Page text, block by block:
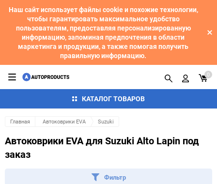
Наш сайт использует файлы cookie и похожие технологии,
чтобы гарантировать максимальное удобство
пользователям, предоставляя персонализированную
информацию, запоминая предпочтения в области
маркетинга и продукции, а также помогая получить
правильную информацию.
КАТАЛОГ ТОВАРОВ
0
Главная Автоковрики EVA Suzuki
Автоковрики EVA для Suzuki Alto Lapin под
заказ
Фильтр